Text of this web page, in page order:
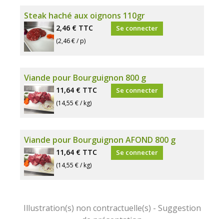
Steak haché aux oignons 110gr
2,46 € TTC
(2,46 € / p)
Se connecter
Viande pour Bourguignon 800 g
11,64 € TTC
(14,55 € / kg)
Se connecter
Viande pour Bourguignon AFOND 800 g
11,64 € TTC
(14,55 € / kg)
Se connecter